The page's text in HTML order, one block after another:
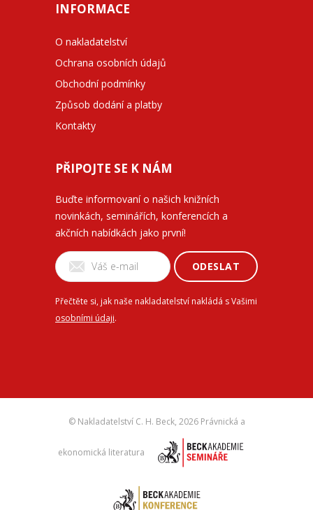
INFORMACE
O nakladatelství
Ochrana osobních údajů
Obchodní podmínky
Způsob dodání a platby
Kontakty
PŘIPOJTE SE K NÁM
Buďte informovaní o našich knižních
novinkách, seminářích, konferencích a
akčních nabídkách jako první!
ODESLAT
Přečtěte si, jak naše nakladatelství nakládá s Vašimi
osobními údaji.
© Nakladatelství C. H. Beck, 2026 Právnická a
ekonomická literatura